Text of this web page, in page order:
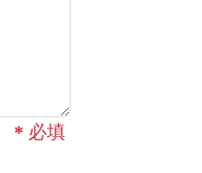
* 必填